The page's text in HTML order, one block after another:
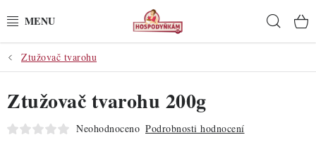
na
POTŘEBY
POMŮCKY
SUROVINY
Ztužovač tvarohu
Ztužovač tvarohu 200g
Neohodnoceno Podrobnosti hodnocení